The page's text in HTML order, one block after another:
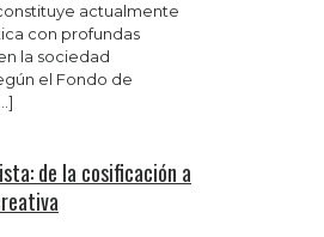
actualmente
con profundas
la sociedad
el Fondo de
de la cosificación a